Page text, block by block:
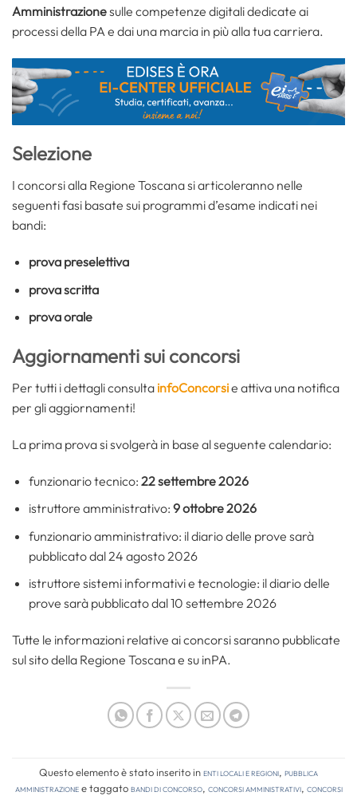
Amministrazionesulle competenze digitali dedicate ai
processi della PA e dai una marcia in più alla tua carriera.
Selezione
I concorsi alla Regione Toscana si articoleranno nelle
seguenti fasi basate sui programmi d’esame indicati nei
bandi:
prova preselettiva
prova scritta
prova orale
Aggiornamenti sui concorsi
Per tutti i dettagli consulta infoConcorsie attiva una notifica
per gli aggiornamenti!
La prima prova si svolgerà in base al seguente calendario:
funzionario tecnico: 22 settembre 2026
istruttore amministrativo: 9 ottobre 2026
funzionario amministrativo: il diario delle prove sarà
pubblicato dal 24 agosto 2026
istruttore sistemi informativi e tecnologie: il diario delle
prove sarà pubblicato dal 10 settembre 2026
Tutte le informazioni relative ai concorsi saranno pubblicate
sul sito della Regione Toscana e su inPA.
Questo elemento è stato inserito inEnti locali e regioni, Pubblica
amministrazionee taggatobandi di concorso, concorsi amministrativi, concorsi